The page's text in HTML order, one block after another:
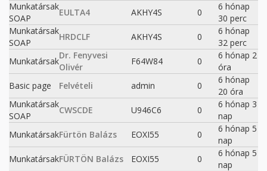
Munkatársak
SOAP
EULTA4 AKHY4S 0
6 hónap
30 perc
Munkatársak
SOAP
HRDCLF AKHY4S 0
6 hónap
32 perc
Munkatársak
Dr. Fenyvesi
Olivér
F64W84 0
6 hónap 2
óra
Basic page
Felvételi admin 0
6 hónap
20 óra
Munkatársak
SOAP
CWSCDE U946C6 0
6 hónap 3
nap
MunkatársakFürtön Balázs EOXI55 0
6 hónap 5
nap
MunkatársakFÜRTÖN Balázs EOXI55 0
6 hónap 5
nap